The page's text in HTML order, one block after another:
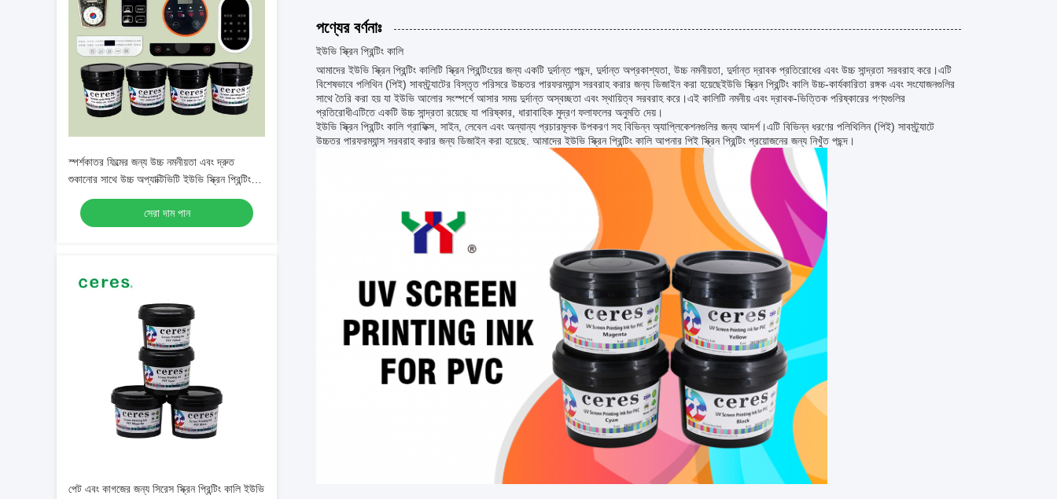
স্পর্শকাতর ফিল্মের জন্য উচ্চ নমনীয়তা এবং দ্রুত
শুকানোর সাথে উচ্চ অপ্যাক্টিভিটি ইউভি স্ক্রিন প্রিন্টিং
সেরা দাম পান
পেট এবং কাগজের জন্য সিরেস স্ক্রিন প্রিন্টিং কালি ইউভি
পণ্যের বর্ণনাঃ
ইউভি স্ক্রিন প্রিন্টিং কালি
আমাদের ইউভি স্ক্রিন প্রিন্টিং কালিটি স্ক্রিন প্রিন্টিংয়ের জন্য একটি দুর্দান্ত পছন্দ, দুর্দান্ত অপ্রকাশ্যতা, উচ্চ নমনীয়তা, দুর্দান্ত দ্রাবক প্রতিরোধের এবং উচ্চ সান্দ্রতা সরবরাহ করে।এটি
বিশেষভাবে পলিথিন (পিই) সাবস্ট্র্যাটের বিস্তৃত পরিসরে উচ্চতর পারফরম্যান্স সরবরাহ করার জন্য ডিজাইন করা হয়েছেইউভি স্ক্রিন প্রিন্টিং কালি উচ্চ-কার্যকারিতা রঙ্গক এবং সংযোজনগুলির
সাথে তৈরি করা হয় যা ইউভি আলোর সংস্পর্শে আসার সময় দুর্দান্ত অস্বচ্ছতা এবং স্থায়িত্ব সরবরাহ করে।এই কালিটি নমনীয় এবং দ্রাবক-ভিত্তিক পরিষ্কারের পণ্যগুলির
প্রতিরোধীএটিতে একটি উচ্চ সান্দ্রতা রয়েছে যা পরিষ্কার, ধারাবাহিক মুদ্রণ ফলাফলের অনুমতি দেয়।
ইউভি স্ক্রিন প্রিন্টিং কালি গ্রাফিক্স, সাইন, লেবেল এবং অন্যান্য প্রচারমূলক উপকরণ সহ বিভিন্ন অ্যাপ্লিকেশনগুলির জন্য আদর্শ।এটি বিভিন্ন ধরণের পলিথিলিন (পিই) সাবস্ট্র্যাটে
উচ্চতর পারফরম্যান্স সরবরাহ করার জন্য ডিজাইন করা হয়েছে. আমাদের ইউভি স্ক্রিন প্রিন্টিং কালি আপনার পিই স্ক্রিন প্রিন্টিং প্রয়োজনের জন্য নিখুঁত পছন্দ।